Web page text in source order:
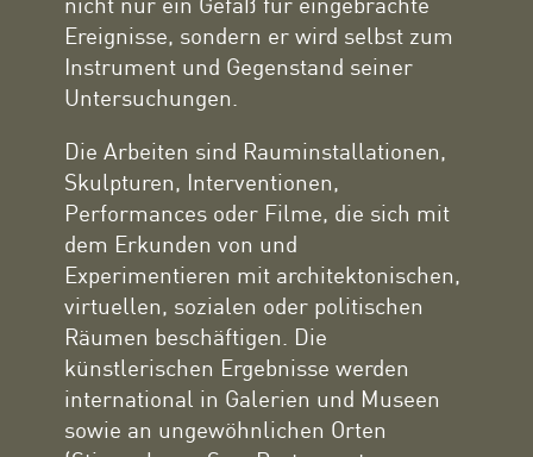
Ereignisse, sondern er wird selbst zum
Instrument und Gegenstand seiner
Untersuchungen.
Die Arbeiten sind Rauminstallationen,
Skulpturen, Interventionen,
Performances oder Filme, die sich mit
dem Erkunden von und
Experimentieren mit architektonischen,
virtuellen, sozialen oder politischen
Räumen beschäftigen. Die
künstlerischen Ergebnisse werden
international in Galerien und Museen
sowie an ungewöhnlichen Orten